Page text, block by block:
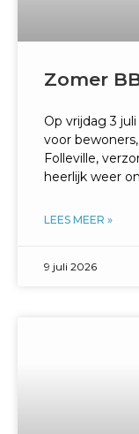
Zomer
Op vrijdag 3
voor
Folleville,
heerlijk weer
LEES MEER »
9 juli 2026